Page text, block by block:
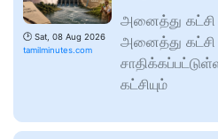
🕑 Sat, 08 Aug 2026
tamilminutes.com
அனைத்து கட்சி
அனைத்து கட்சி
கட்சியும்